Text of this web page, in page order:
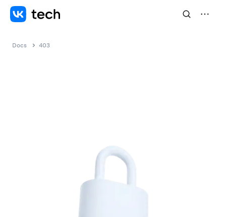
Docs 403